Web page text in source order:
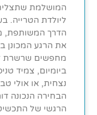
המושלמת
ליולדת הטרייה.
הדרך המשותפת,
את הרגע
מחפשים שרשרת
ביומיום, צמיד
נצחית, או אולי
הבחירה הנכונה
הרגשי של